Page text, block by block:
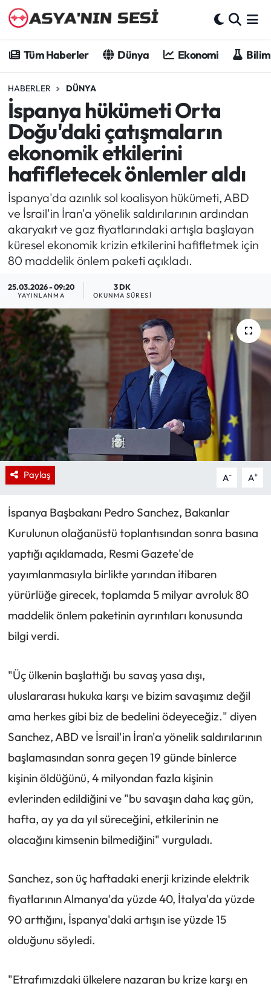
Tüm Haberler Dünya Ekonomi
HABERLER DÜNYA
İspanya hükümeti Orta
Doğu'daki çatışmaların
ekonomik etkilerini
hafifletecek önlemler aldı
İspanya'da azınlık sol koalisyon hükümeti, ABD
ve İsrail'in İran'a yönelik saldırılarının ardından
akaryakıt ve gaz fiyatlarındaki artışla başlayan
küresel ekonomik krizin etkilerini hafifletmek için
80 maddelik önlem paketi açıkladı.
25.03.2026 - 09:20
YAYINLANMA
3 DK
OKUNMA SÜRESI
Paylaş A- A+
İspanya Başbakanı Pedro Sanchez, Bakanlar
Kurulunun olağanüstü toplantısından sonra basına
yaptığı açıklamada, Resmi Gazete'de
yayımlanmasıyla birlikte yarından itibaren
yürürlüğe girecek, toplamda 5 milyar avroluk 80
maddelik önlem paketinin ayrıntıları konusunda
bilgi verdi.
"Üç ülkenin başlattığı bu savaş yasa dışı,
uluslararası hukuka karşı ve bizim savaşımız değil
ama herkes gibi biz de bedelini ödeyeceğiz." diyen
Sanchez, ABD ve İsrail'in İran'a yönelik saldırılarının
başlamasından sonra geçen 19 günde binlerce
kişinin öldüğünü, 4 milyondan fazla kişinin
evlerinden edildiğini ve "bu savaşın daha kaç gün,
hafta, ay ya da yıl süreceğini, etkilerinin ne
olacağını kimsenin bilmediğini" vurguladı.
Sanchez, son üç haftadaki enerji krizinde elektrik
fiyatlarının Almanya'da yüzde 40, İtalya'da yüzde
90 arttığını, İspanya'daki artışın ise yüzde 15
olduğunu söyledi.
"Etrafımızdaki ülkelere nazaran bu krize karşı en
Dünya
Ekonomi
Bilim - Teknoloji
Kültür - Sanat
Spor
Asya-Pasifik
Yazarlar